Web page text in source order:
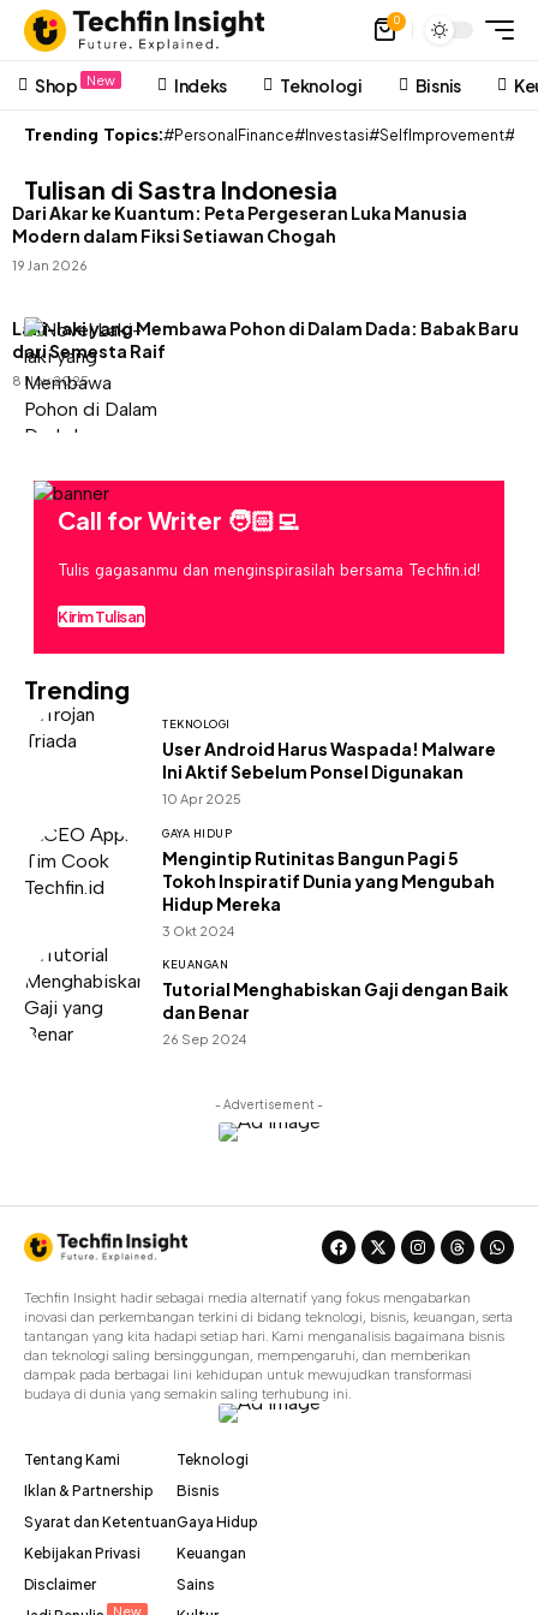
0
Shop New Indeks Teknologi Bisnis
Trending Topics:#PersonalFinance#Investasi#SelfImprovement
Tulisan di Sastra Indonesia
Dari Akar ke Kuantum: Peta Pergeseran Luka Manusia
Modern dalam Fiksi Setiawan Chogah
19 Jan 2026
Laki-laki yang Membawa Pohon di Dalam Dada: Babak Baru
dari Semesta Raif
8 Nov 2025
Call for Writer 🧑🏻‍💻
Tulis gagasanmu dan menginspirasilah bersama Techfin.id!
Kirim Tulisan
Trending
TEKNOLOGI
User Android Harus Waspada! Malware
Ini Aktif Sebelum Ponsel Digunakan
10 Apr 2025
GAYA HIDUP
Mengintip Rutinitas Bangun Pagi 5
Tokoh Inspiratif Dunia yang Mengubah
Hidup Mereka
3 Okt 2024
KEUANGAN
Tutorial Menghabiskan Gaji dengan Baik
dan Benar
26 Sep 2024
- Advertisement -
Techfin Insight hadir sebagai media alternatif yang fokus mengabarkan
inovasi dan perkembangan terkini di bidang teknologi, bisnis, keuangan, serta
tantangan yang kita hadapi setiap hari. Kami menganalisis bagaimana bisnis
dan teknologi saling bersinggungan, mempengaruhi, dan memberikan
dampak pada berbagai lini kehidupan untuk mewujudkan transformasi
budaya di dunia yang semakin saling terhubung ini.
Tentang Kami
Iklan & Partnership
Syarat dan Ketentuan
Kebijakan Privasi
Disclaimer
New
Teknologi
Bisnis
Gaya Hidup
Keuangan
Sains